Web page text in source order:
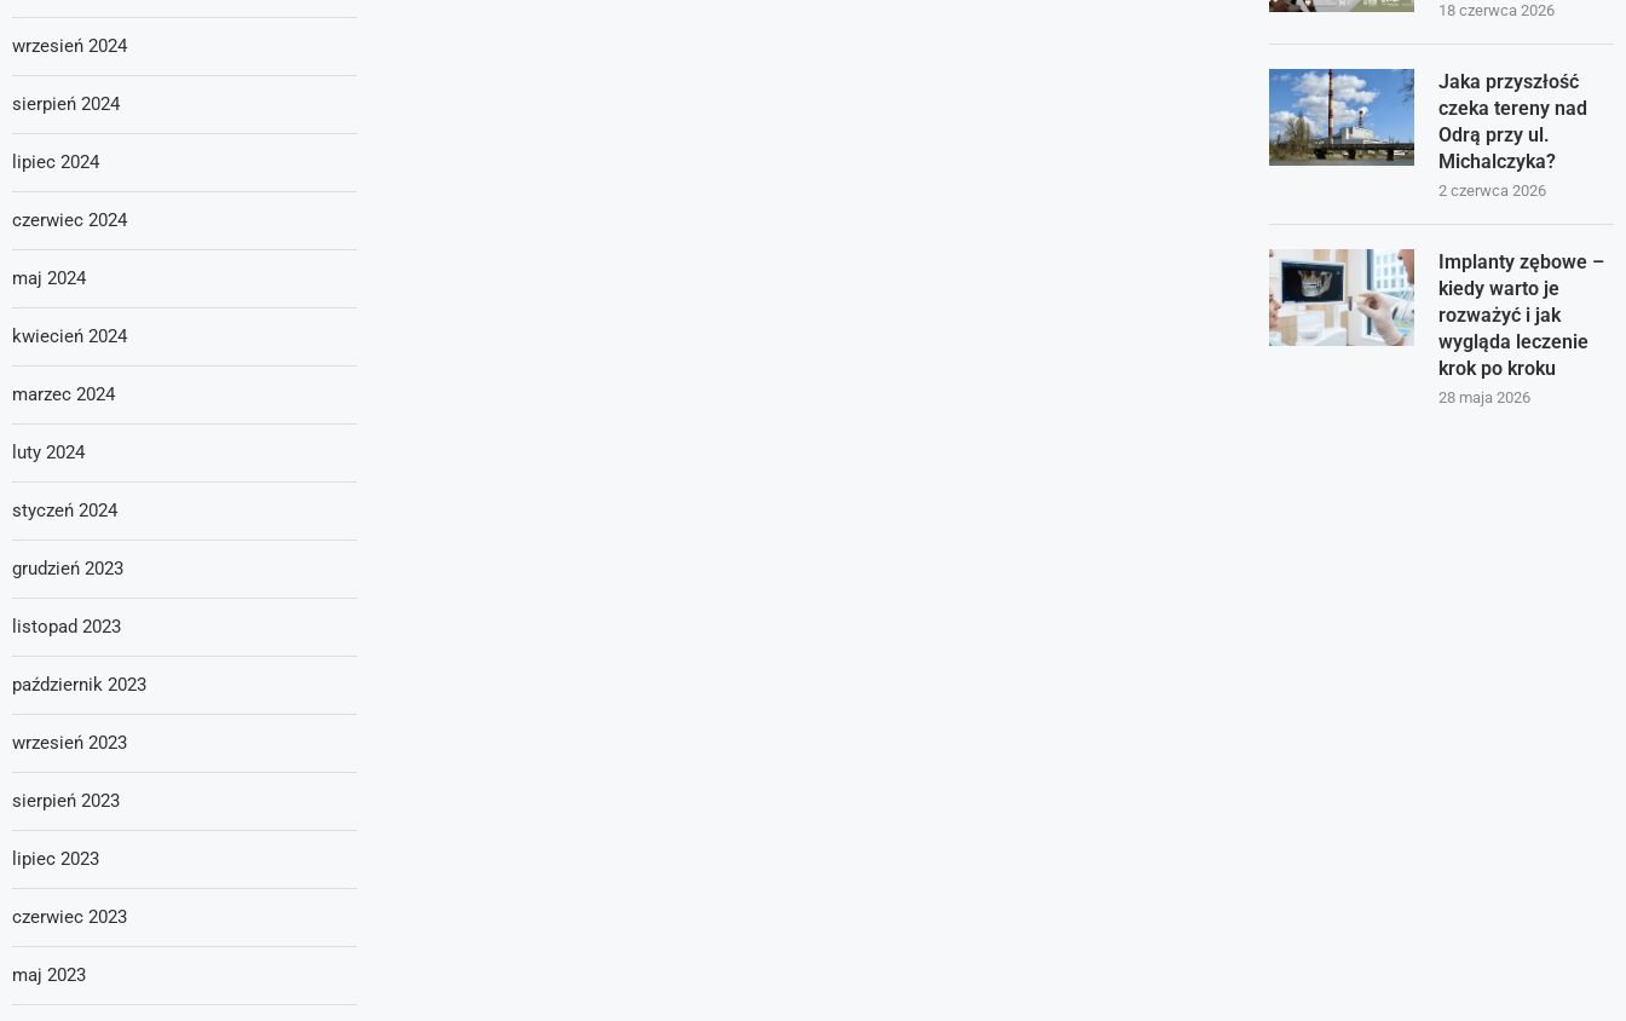
18 czerwca 2026
Jaka przyszłość
czeka tereny nad
Odrą przy ul.
Michalczyka?
2 czerwca 2026
Implanty zębowe –
kiedy warto je
rozważyć i jak
wygląda leczenie
krok po kroku
28 maja 2026
wrzesień 2024
sierpień 2024
lipiec 2024
czerwiec 2024
maj 2024
kwiecień 2024
marzec 2024
luty 2024
styczeń 2024
grudzień 2023
listopad 2023
październik 2023
wrzesień 2023
sierpień 2023
lipiec 2023
czerwiec 2023
maj 2023